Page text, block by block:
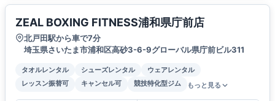
ZEAL BOXING FITNESS浦和県庁前店
北戸田駅から車で7分
埼玉県さいたま市浦和区高砂3-6-9グローバル県庁前ビル311
タオルレンタル シューズレンタル
ウェアレンタル
レッスン振替可
キャンセル可 競技特化型ジム もっと見る